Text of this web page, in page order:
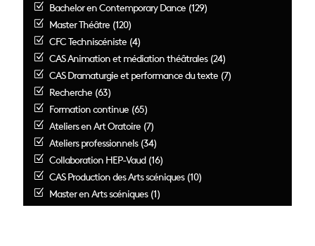
Bachelor en Contemporary Dance (129)
Master Théâtre (120)
CFC Techniscéniste (4)
CAS Animation et médiation théâtrales (24)
CAS Dramaturgie et performance du texte (7)
Recherche (63)
Formation continue (65)
Ateliers en Art Oratoire (7)
Ateliers professionnels (34)
Collaboration HEP-Vaud (16)
CAS Production des Arts scéniques (10)
Master en Arts scéniques (1)